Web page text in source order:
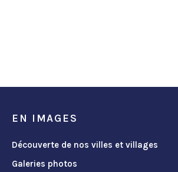
EN IMAGES
Découverte de nos villes et villages
Galeries photos